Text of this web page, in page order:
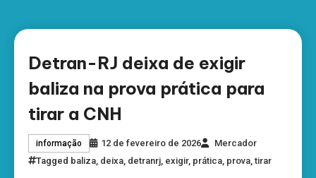
Detran-RJ deixa de exigir
baliza na prova prática para
tirar a CNH
informação 12 de fevereiro de 2026
Mercador
Tagged baliza, deixa, detranrj, exigir, prática, prova,tirar